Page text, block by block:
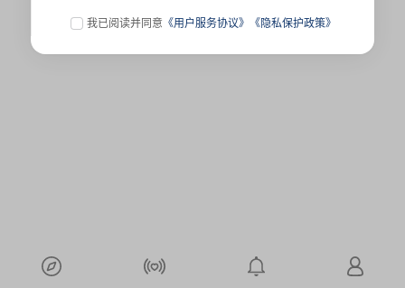
我已阅读并同意 《用户服务协议》 《隐私保护政策》